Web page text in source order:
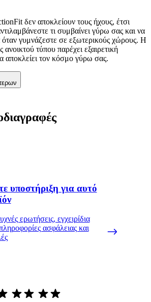
δεν αποκλείουν τους ήχους, έτσι
τι συμβαίνει γύρω σας και να
όταν γυμνάζεστε σε εξωτερικούς χώρους. Η
τύπου παρέχει εξαιρετική
αποκλείει τον κόσμο γύρω σας.
υποστήριξη για αυτό
ερωτήσεις, εγχειρίδια
ασφάλειας και